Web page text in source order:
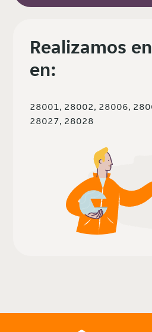
Realizamos
en:
28001, 28002, 28006,
28027, 28028